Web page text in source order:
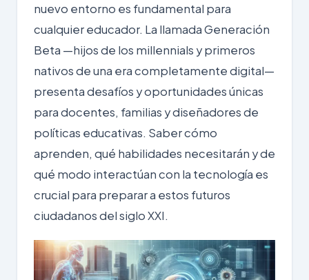
nuevo entorno es fundamental para
cualquier educador. La llamada Generación
Beta —hijos de los millennials y primeros
nativos de una era completamente digital—
presenta desafíos y oportunidades únicas
para docentes, familias y diseñadores de
políticas educativas. Saber cómo
aprenden, qué habilidades necesitarán y de
qué modo interactúan con la tecnología es
crucial para preparar a estos futuros
ciudadanos del siglo XXI.